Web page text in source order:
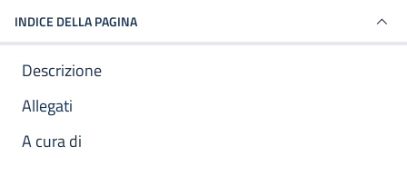
INDICE DELLA PAGINA
Descrizione
Allegati
A cura di